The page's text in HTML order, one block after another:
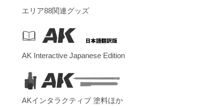
エリア88関連グッズ
AK Interactive Japanese Edition
AKインタラクティブ 塗料ほか